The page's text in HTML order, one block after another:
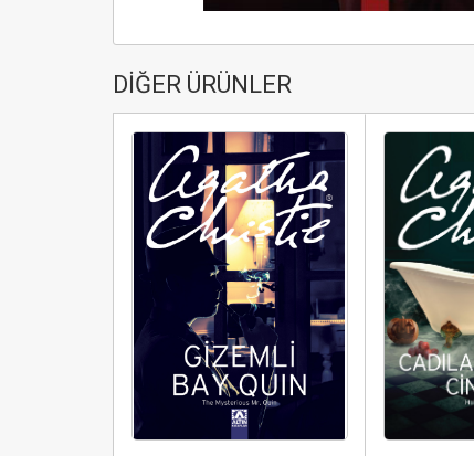
DİĞER ÜRÜNLER